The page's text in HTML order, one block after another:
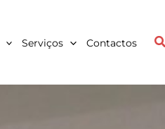
Serviços Contactos